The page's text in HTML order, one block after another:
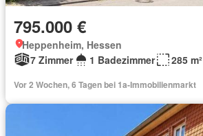
795.000 €
Heppenheim, Hessen
7 Zimmer
1 Badezimmer 285 m²
Vor 2 Wochen, 6 Tagen bei 1a-Immobilienmarkt